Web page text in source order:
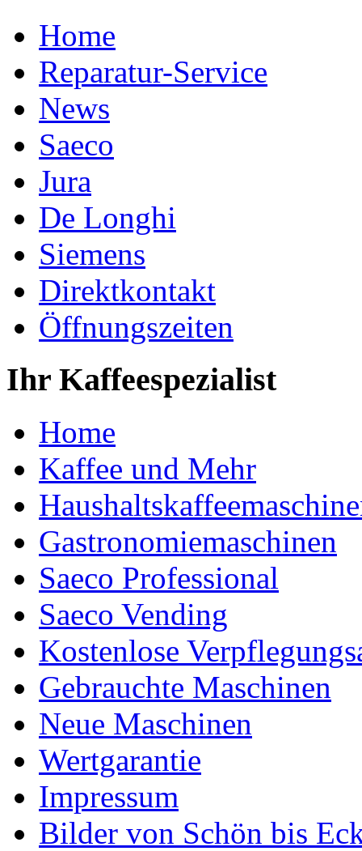
Home
Reparatur-Service
News
Saeco
Jura
De Longhi
Siemens
Direktkontakt
Öffnungszeiten
Ihr Kaffeespezialist
Home
Kaffee und Mehr
Gastronomiemaschinen
Saeco Professional
Saeco Vending
Kostenlose
Gebrauchte Maschinen
Neue Maschinen
Wertgarantie
Impressum
Bilder von Schön bis